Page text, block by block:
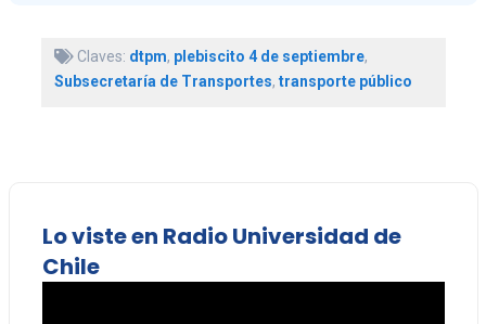
Claves: dtpm, plebiscito 4 de septiembre,
Subsecretaría de Transportes, transporte público
Lo viste en Radio Universidad de
Chile